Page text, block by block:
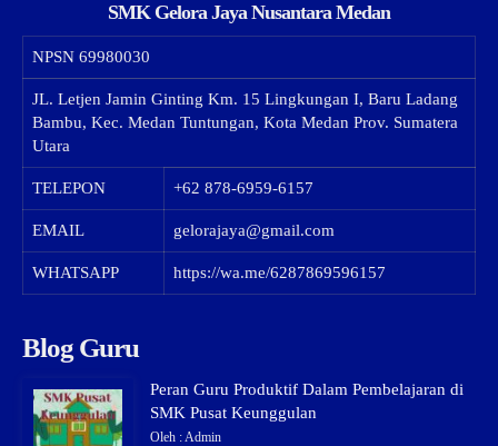
SMK Gelora Jaya Nusantara Medan
NPSN 69980030
JL. Letjen Jamin Ginting Km. 15 Lingkungan I, Baru Ladang
Bambu, Kec. Medan Tuntungan, Kota Medan Prov. Sumatera
Utara
TELEPON +62 878-6959-6157
EMAIL gelorajaya@gmail.com
WHATSAPP https://wa.me/6287869596157
Blog Guru
Peran Guru Produktif Dalam Pembelajaran di
SMK Pusat Keunggulan
Oleh : Admin